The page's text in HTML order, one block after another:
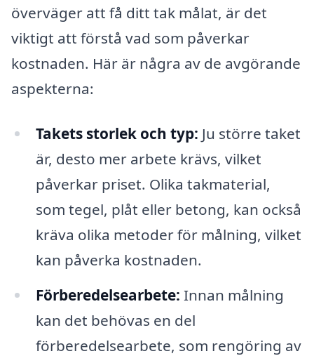
överväger att få ditt tak målat, är det
viktigt att förstå vad som påverkar
kostnaden. Här är några av de avgörande
aspekterna:
Takets storlek och typ: Ju större taket
är, desto mer arbete krävs, vilket
påverkar priset. Olika takmaterial,
som tegel, plåt eller betong, kan också
kräva olika metoder för målning, vilket
kan påverka kostnaden.
Förberedelsearbete: Innan målning
kan det behövas en del
förberedelsearbete, som rengöring av